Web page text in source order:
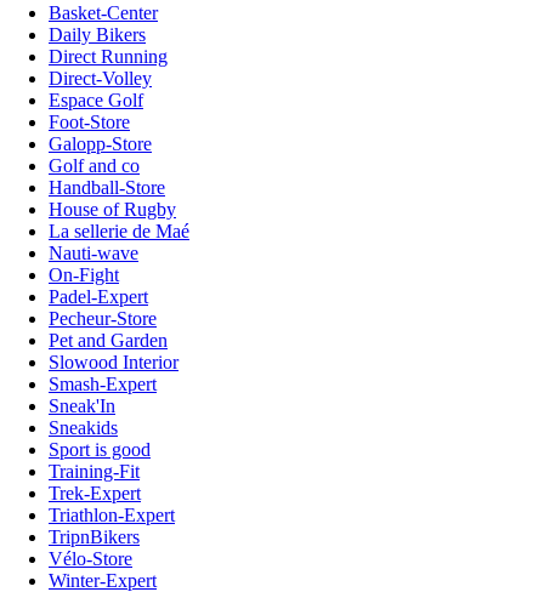
Basket-Center
Daily Bikers
Direct Running
Direct-Volley
Espace Golf
Foot-Store
Galopp-Store
Golf and co
Handball-Store
House of Rugby
La sellerie de Maé
Nauti-wave
On-Fight
Padel-Expert
Pecheur-Store
Pet and Garden
Slowood Interior
Smash-Expert
Sneak'In
Sneakids
Sport is good
Training-Fit
Trek-Expert
Triathlon-Expert
TripnBikers
Vélo-Store
Winter-Expert